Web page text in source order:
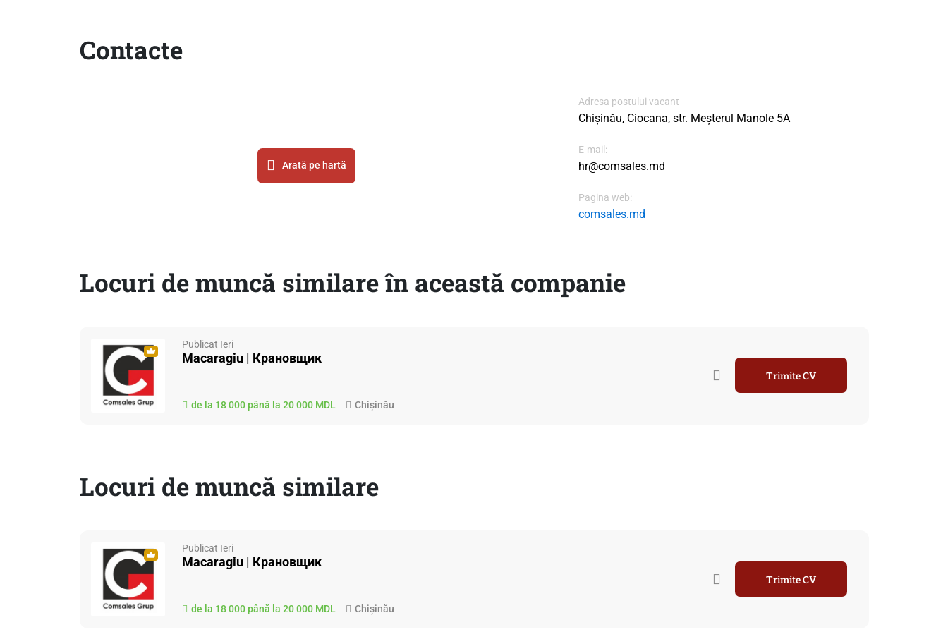
Contacte
Arată pe hartă
Adresa postului vacant
Chișinău, Ciocana, str. Meșterul Manole 5A
E-mail:
hr@comsales.md
Pagina web:
comsales.md
Locuri de muncă similare în această companie
Publicat Ieri
Macaragiu | Крановщик
de la 18 000 până la 20 000 MDL Chișinău
Trimite CV
Locuri de muncă similare
Publicat Ieri
Macaragiu | Крановщик
de la 18 000 până la 20 000 MDL Chișinău
Trimite CV